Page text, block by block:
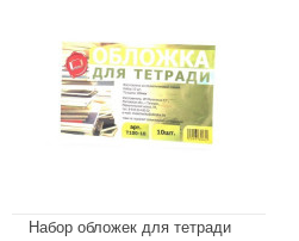
Набор обложек для тетради